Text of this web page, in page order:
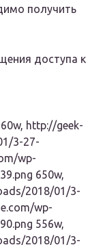
получить
доступа к
http://geek-
3-27-
wp-
650w,
2018/01/3-
wp-
556w,
2018/01/3-